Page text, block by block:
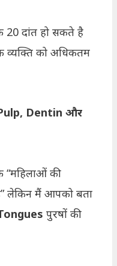
20 दांत हो सकते है
व्यक्ति को अधिकतम
Dentin और
की
लेकिन मैं आपको बता
पुरषों की